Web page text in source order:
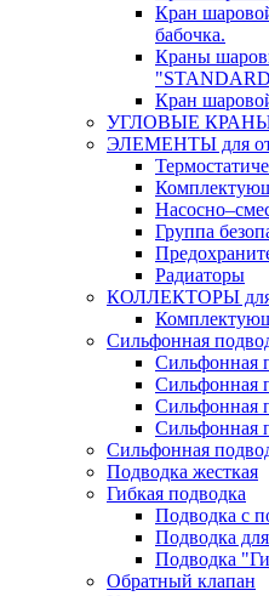
Кран
бабочка.
Краны
Кран
УГЛОВЫЕ
ЭЛЕМЕНТЫ для
Группа
Радиаторы
КОЛЛЕКТОРЫ для
Сильфонная
Сильфонная
Сильфонная
Сильфонная
Сильфонная
Cильфонная
Подводка жесткая
Гибкая подводка
Подводка с
Подводка
Подводка
Обратный клапан